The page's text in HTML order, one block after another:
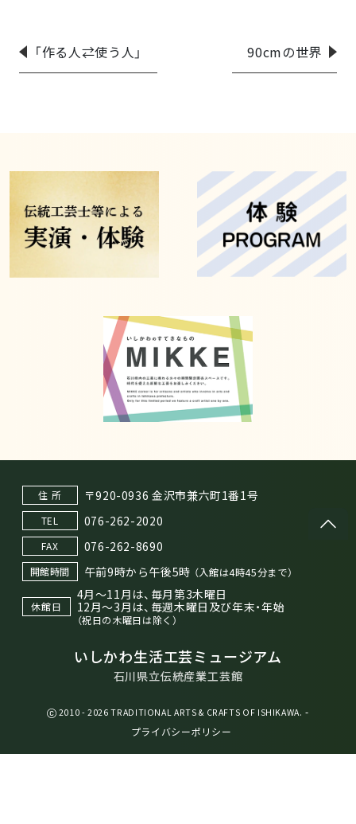
「作る人⇄使う人」 90cmの世界
住 所 〒920-0936 金沢市兼六町1番1号
TEL 076-262-2020
FAX 076-262-8690
開館時間 午前9時から午後5時 （入館は4時45分まで）
休館日
4月～11月は、毎月第3木曜日
12月～3月は、毎週木曜日及び年末・年始
（祝日の木曜日は除く）
いしかわ生活工芸ミュージアム
石川県立伝統産業工芸館
2010 - 2026 TRADITIONAL ARTS & CRAFTS OF ISHIKAWA. -
プライバシーポリシー